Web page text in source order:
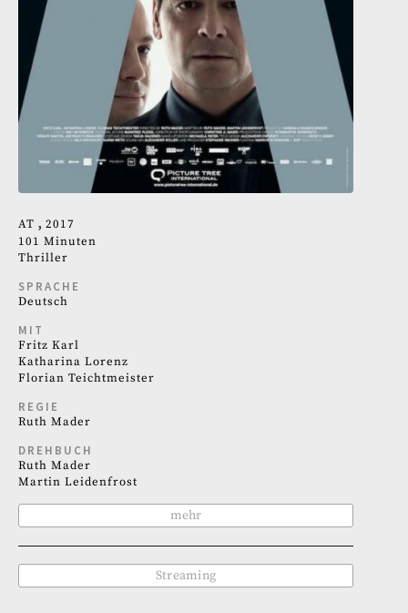
AT
2017
101 Minuten
Thriller
SPRACHE
Deutsch
MIT
Fritz Karl
Katharina Lorenz
Florian Teichtmeister
REGIE
Ruth Mader
DREHBUCH
Ruth Mader
Martin Leidenfrost
mehr
Streaming